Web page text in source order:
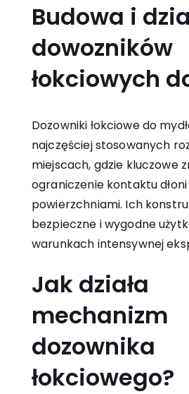
Budowa i
dowozników
łokciowych
Dozowniki łokciowe do
najczęściej stosowanych
miejscach, gdzie kluczowe
ograniczenie kontaktu dłoni
powierzchniami. Ich
bezpieczne i wygodne
warunkach intensywnej
Jak działa
mechanizm
dozownika
łokciowego?